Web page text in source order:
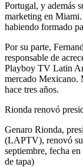
Portugal, y además
marketing en
habiendo formado
Por su parte,
responsable de
Playboy TV Latin
mercado Mexicano.
hace tres años.
Rionda renovó
Genaro Rionda,
(LAPTV), renovó su
septiembre, fecha
de tapa)